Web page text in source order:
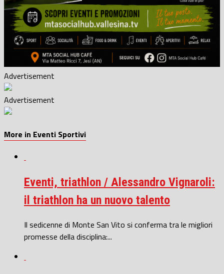
Advertisement
Advertisement
More in Eventi Sportivi
Eventi, triathlon / Alessandro Vignaroli:
il triathlon ha un nuovo talento
Il sedicenne di Monte San Vito si conferma tra le migliori
promesse della disciplina:...